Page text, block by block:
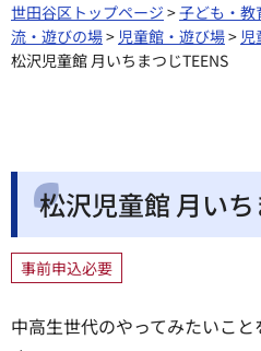
世田谷区トップページ >子ども・教
流・遊びの場> 児童館・遊び場>
松沢児童館 月いちまつじTEENS
松沢児童館 月い
事前申込必要
中高生世代のやってみたいこ